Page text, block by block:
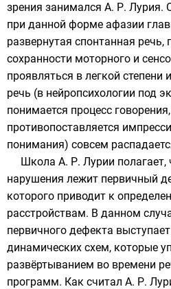
зрения занимался А. Р. Лурия.
при данной форме афазии
развернутая спонтанная
сохранности моторного и
проявляться в легкой степени
речь (в нейропсихологии под
понимается процесс
противопоставляется
понимания) совсем
Школа А. Р. Лурии полагает,
нарушения лежит первичный
которого приводит к
расстройствам. В данном
первичного дефекта
динамических схем, которые
развёртыванием во времени
программ. Как считал А. Р.